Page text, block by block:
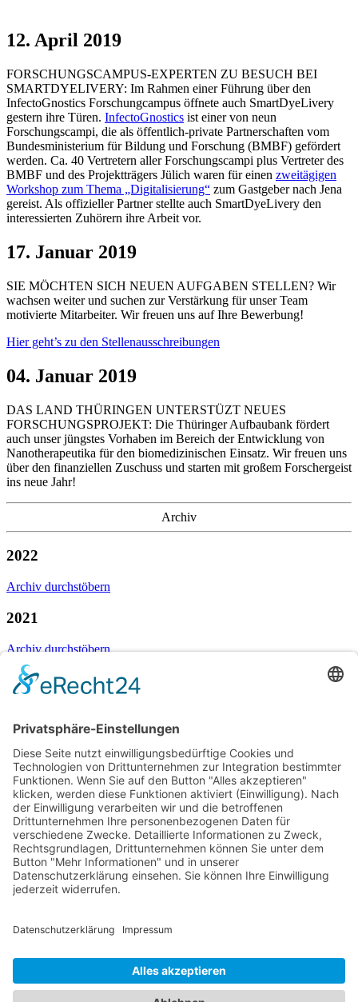
12. April 2019
FORSCHUNGSCAMPUS-EXPERTEN ZU BESUCH BEI
SMARTDYELIVERY: Im Rahmen einer Führung über den
InfectoGnostics Forschungcampus öffnete auch SmartDyeLivery
gestern ihre Türen. InfectoGnostics ist einer von neun
Forschungscampi, die als öffentlich-private Partnerschaften vom
Bundesministerium für Bildung und Forschung (BMBF) gefördert
werden. Ca. 40 Vertretern aller Forschungscampi plus Vertreter des
BMBF und des Projektträgers Jülich waren für einen zweitägigen
Workshop zum Thema „Digitalisierung“ zum Gastgeber nach Jena
gereist. Als offizieller Partner stellte auch SmartDyeLivery den
interessierten Zuhörern ihre Arbeit vor.
17. Januar 2019
SIE MÖCHTEN SICH NEUEN AUFGABEN STELLEN? Wir
wachsen weiter und suchen zur Verstärkung für unser Team
motivierte Mitarbeiter. Wir freuen uns auf Ihre Bewerbung!
Hier geht’s zu den Stellenausschreibungen
04. Januar 2019
DAS LAND THÜRINGEN UNTERSTÜZT NEUES
FORSCHUNGSPROJEKT: Die Thüringer Aufbaubank fördert
auch unser jüngstes Vorhaben im Bereich der Entwicklung von
Nanotherapeutika für den biomedizinischen Einsatz. Wir freuen uns
über den finanziellen Zuschuss und starten mit großem Forschergeist
ins neue Jahr!
Archiv
2022
Archiv durchstöbern
2021
Archiv durchstöbern
2020
Archiv durchstöbern
2018
Archiv durchstöbern
2017
Archiv durchstöbern